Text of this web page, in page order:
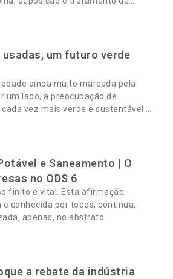
usadas, um futuro verde
ainda muito marcada pela
um lado, a preocupação de
vez mais verde e sustentável e,
mais apertados.
e Saneamento | O
no ODS 6
finito e vital. Esta afirmação,
conhecida por todos, continua,
apenas, no abstrato.
a rebate da indústria